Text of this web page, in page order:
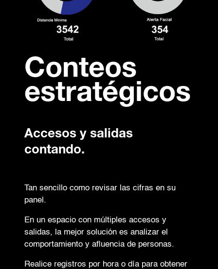
Conteos
estratégicos
Accesos y salidas
contando.
Tan sencillo como revisar las cifras en su
panel.
En un espacio con múltiples accesos y
salidas, la mejor solución es analizar el
comportamiento y afluencia de personas.
Realice registros por hora o día para obtener